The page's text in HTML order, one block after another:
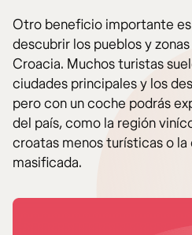
Otro beneficio importante
descubrir los pueblos y
Croacia. Muchos turistas
ciudades principales y los
pero con un coche podrás
del país, como la región
croatas menos turísticas o la
masificada.